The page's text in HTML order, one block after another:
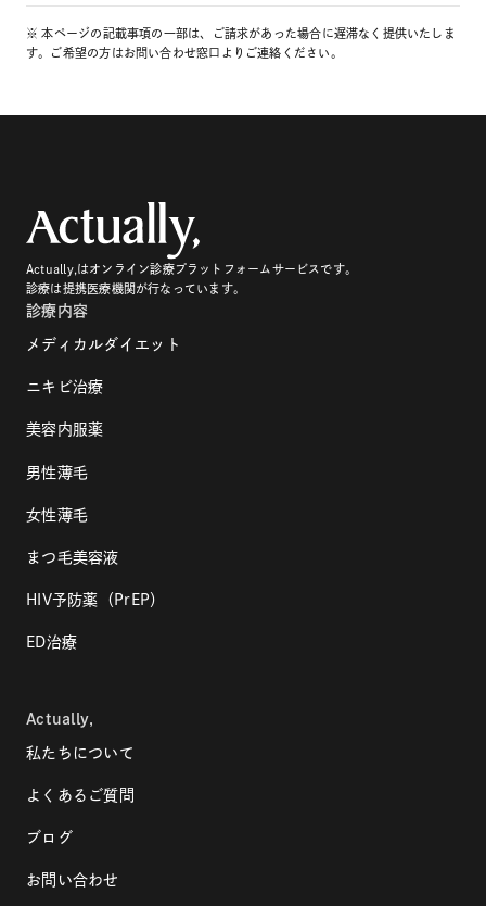
※ 本ページの記載事項の一部は、ご請求があった場合に遅滞なく提供いたしま
す。ご希望の方はお問い合わせ窓口よりご連絡ください。
Actually,はオンライン診療プラットフォームサービスです。
診療は提携医療機関が行なっています。
診療内容
メディカルダイエット
ニキビ治療
美容内服薬
男性薄毛
女性薄毛
まつ毛美容液
HIV予防薬（PrEP）
ED治療
Actually,
私たちについて
よくあるご質問
ブログ
お問い合わせ